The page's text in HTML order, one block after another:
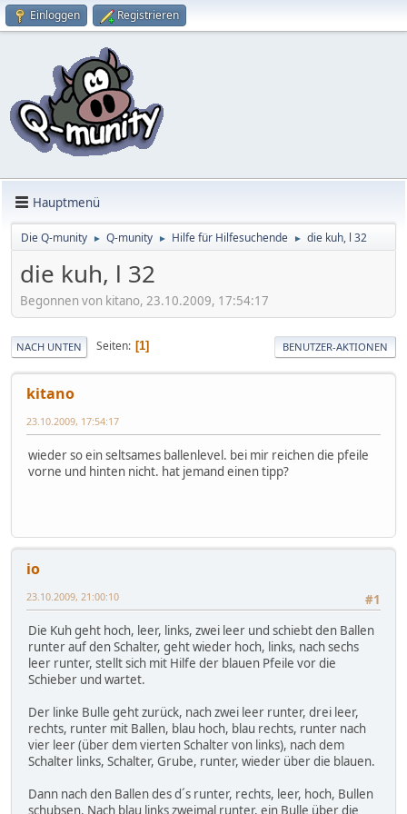
Einloggen Registrieren
Hauptmenü
Die Q-munity ► Q-munity ► Hilfe für Hilfesuchende ► die kuh, l 32
die kuh, l 32
Begonnen von kitano, 23.10.2009, 17:54:17
NACH UNTEN Seiten 1 BENUTZER-AKTIONEN
kitano
23.10.2009, 17:54:17
wieder so ein seltsames ballenlevel. bei mir reichen die pfeile
vorne und hinten nicht. hat jemand einen tipp?
io
#1
23.10.2009, 21:00:10
Die Kuh geht hoch, leer, links, zwei leer und schiebt den Ballen
runter auf den Schalter, geht wieder hoch, links, nach sechs
leer runter, stellt sich mit Hilfe der blauen Pfeile vor die
Schieber und wartet.
Der linke Bulle geht zurück, nach zwei leer runter, drei leer,
rechts, runter mit Ballen, blau hoch, blau rechts, runter nach
vier leer (über dem vierten Schalter von links), nach dem
Schalter links, Schalter, Grube, runter, wieder über die blauen.
Dann nach den Ballen des d´s runter, rechts, leer, hoch, Bullen
schubsen. Nach blau links zweimal runter, ein Bulle über die